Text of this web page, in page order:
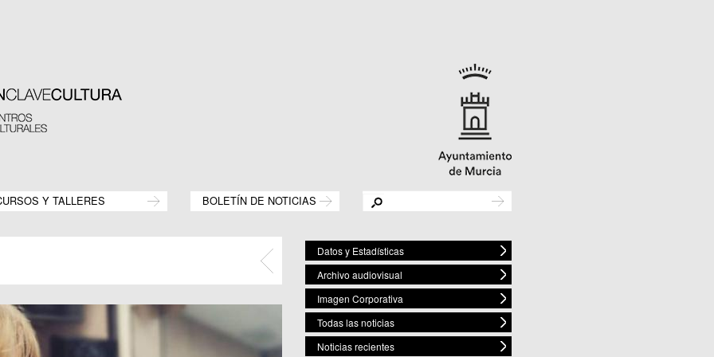
Y TALLERES BOLETÍN DE NOTICIAS
Datos y Estadísticas
Archivo audiovisual
Imagen Corporativa
Todas las noticias
Noticias recientes